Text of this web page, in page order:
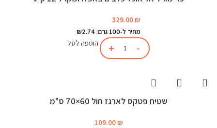
329.00 ₪
מחיר ל-100 גרם: ₪2.74
הוספה לסל
שטיח פטקס לארגז חול 60×70 ס"מ
109.00 ₪